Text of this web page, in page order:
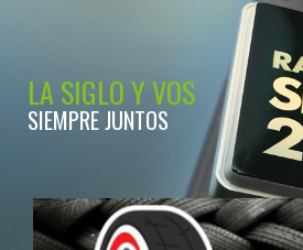
LA SIGLO Y VOS
SIEMPRE JUNTOS